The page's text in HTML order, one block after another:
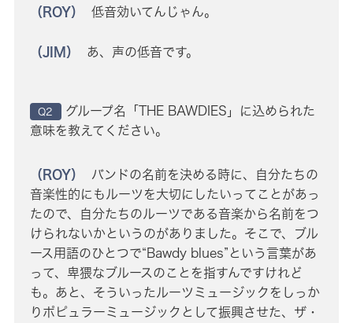
（ROY） 低音効いてんじゃん。
（JIM） あ、声の低音です。
Q2
グループ名「THE BAWDIES」に込められた
意味を教えてください。
（ROY）
バンドの名前を決める時に、自分たちの
音楽性的にもルーツを大切にしたいってことがあっ
たので、自分たちのルーツである音楽から名前をつ
けられないかというのがありました。そこで、ブル
ース用語のひとつで“Bawdy blues”という言葉があ
って、卑猥なブルースのことを指すんですけれど
も。あと、そういったルーツミュージックをしっか
りポピュラーミュージックとして振興させた、ザ・